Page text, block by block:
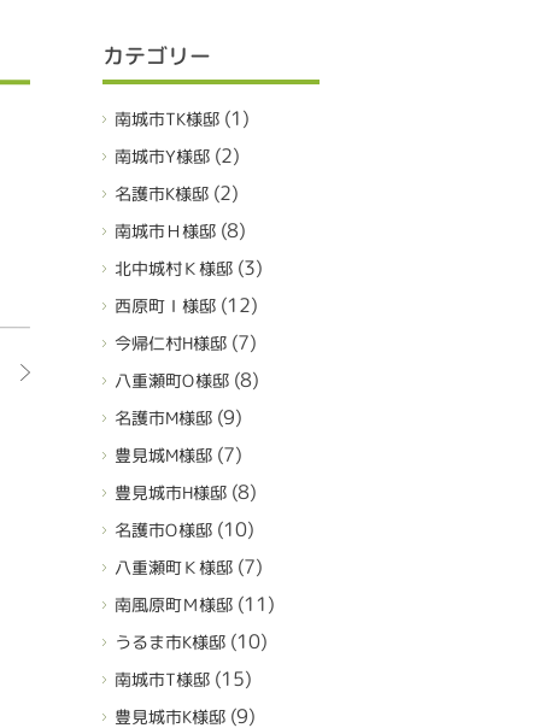
カテゴリー
南城市TK様邸(1)
南城市Y様邸(2)
名護市K様邸(2)
南城市Ｈ様邸(8)
北中城村Ｋ様邸(3)
西原町Ｉ様邸(12)
今帰仁村H様邸(7)
八重瀬町O様邸(8)
名護市M様邸(9)
豊見城M様邸(7)
豊見城市H様邸(8)
名護市O様邸(10)
八重瀬町Ｋ様邸(7)
南風原町Ｍ様邸(11)
うるま市K様邸(10)
南城市T様邸(15)
豊見城市K様邸(9)